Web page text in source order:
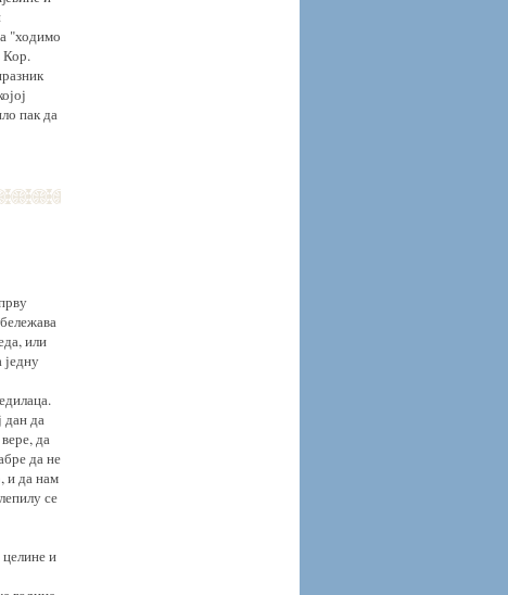
"ходимо
Кор.
пак да
или
једну
дан да
да
да не
и да нам
се
и